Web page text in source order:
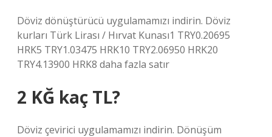
Döviz dönüştürücü uygulamamızı indirin. Döviz
kurları Türk Lirası / Hırvat Kunası1 TRY0.20695
HRK5 TRY1.03475 HRK10 TRY2.06950 HRK20
TRY4.13900 HRK8 daha fazla satır
2 KĞ kaç TL?
Döviz çevirici uygulamamızı indirin. Dönüşüm